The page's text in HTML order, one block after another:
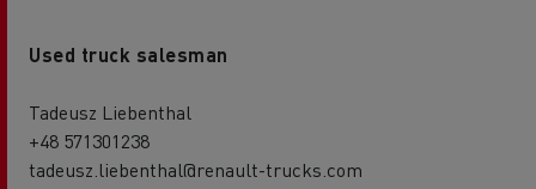
Used truck salesman
Tadeusz Liebenthal
+48 571301238
tadeusz.liebenthal@renault-trucks.com